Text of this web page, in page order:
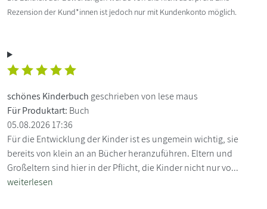
Rezension der Kund*innen ist jedoch nur mit Kundenkonto möglich.
schönes Kinderbuch geschrieben von lese maus
Für Produktart: Buch
05.08.2026 17:36
Für die Entwicklung der Kinder ist es ungemein wichtig, sie
bereits von klein an an Bücher heranzuführen. Eltern und
Großeltern sind hier in der Pflicht, die Kinder nicht nur vo...
weiterlesen